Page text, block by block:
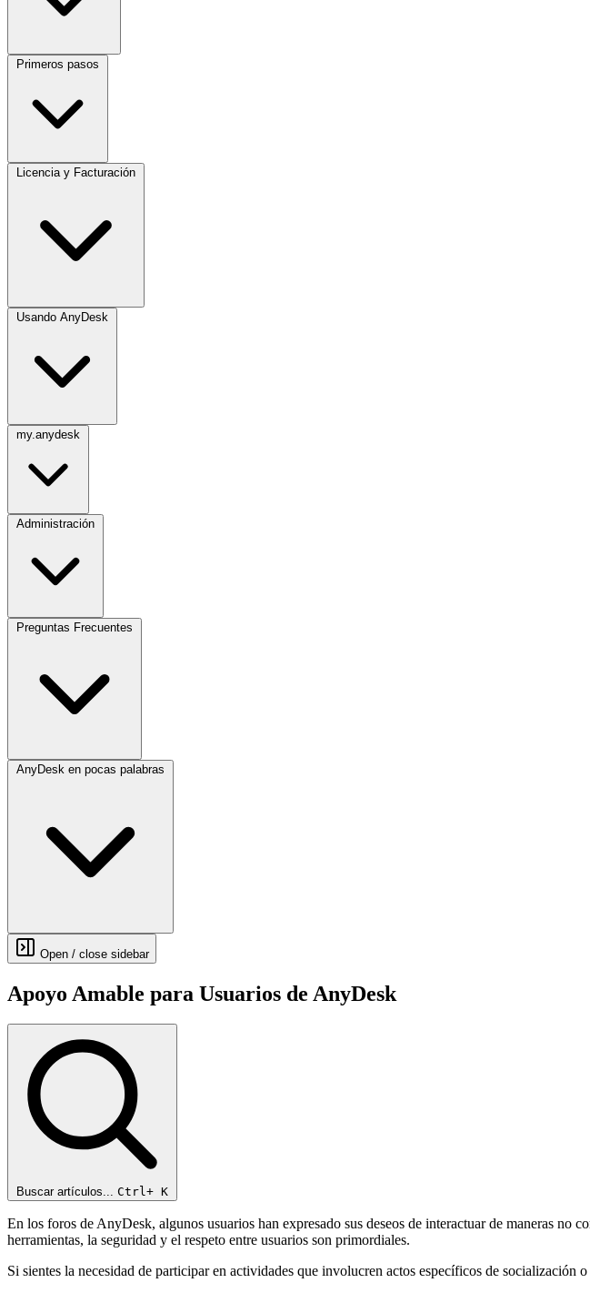
Primeros pasos
Licencia y Facturación
Usando AnyDesk
my.anydesk
Administración
Preguntas Frecuentes
AnyDesk en pocas palabras
Open / close sidebar
Apoyo Amable para Usuarios de AnyDesk
Buscar artículos... Ctrl+ K
En los foros de AnyDesk, algunos usuarios han expresado sus deseos de interactuar de maneras
herramientas, la seguridad y el respeto entre usuarios son primordiales.
Si sientes la necesidad de participar en actividades que involucren actos específicos de